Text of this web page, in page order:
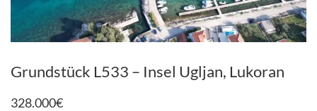
Grundstück L533 – Insel Ugljan, Lukoran
328.000€